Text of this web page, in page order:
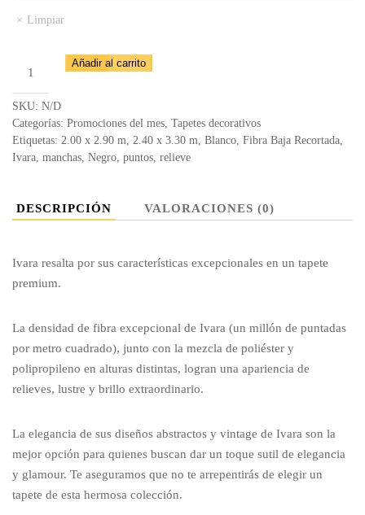
Limpiar
18
-
AF100
cantidad
Añadir al carrito
SKU: N/D
Categorías: Promociones del mes, Tapetes decorativos
Etiquetas: 2.00 x 2.90 m, 2.40 x 3.30 m, Blanco, Fibra Baja Recortada,
Ivara, manchas, Negro, puntos, relieve
DESCRIPCIÓN VALORACIONES (0)
Ivara resalta por sus características excepcionales en un tapete
premium.
La densidad de fibra excepcional de Ivara (un millón de puntadas
por metro cuadrado), junto con la mezcla de poliéster y
polipropileno en alturas distintas, logran una apariencia de
relieves, lustre y brillo extraordinario.
La elegancia de sus diseños abstractos y vintage de Ivara son la
mejor opción para quienes buscan dar un toque sutil de elegancia
y glamour. Te aseguramos que no te arrepentirás de elegir un
tapete de esta hermosa colección.